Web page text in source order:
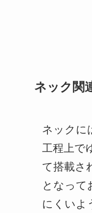
ネック関
ネックに
工程上で
て搭載さ
となって
にくいよ